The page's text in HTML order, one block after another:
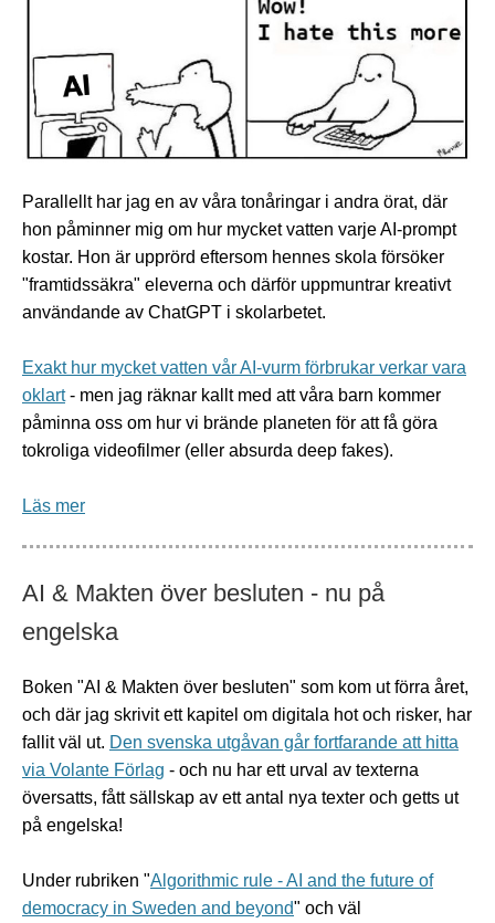
Parallellt har jag en av våra tonåringar i andra örat, där
hon påminner mig om hur mycket vatten varje AI-prompt
kostar. Hon är upprörd eftersom hennes skola försöker
"framtidssäkra" eleverna och därför uppmuntrar kreativt
användande av ChatGPT i skolarbetet.
Exakt hur mycket vatten vår AI-vurm förbrukar verkar vara
oklart- men jag räknar kallt med att våra barn kommer
påminna oss om hur vi brände planeten för att få göra
tokroliga videofilmer (eller absurda deep fakes).
Läs mer
AI & Makten över besluten - nu på
engelska
Boken "AI & Makten över besluten" som kom ut förra året,
och där jag skrivit ett kapitel om digitala hot och risker, har
fallit väl ut. Den svenska utgåvan går fortfarande att hitta
via Volante Förlag - och nu har ett urval av texterna
översatts, fått sällskap av ett antal nya texter och getts ut
på engelska!
Under rubriken "Algorithmic rule - AI and the future of
democracy in Sweden and beyond" och väl